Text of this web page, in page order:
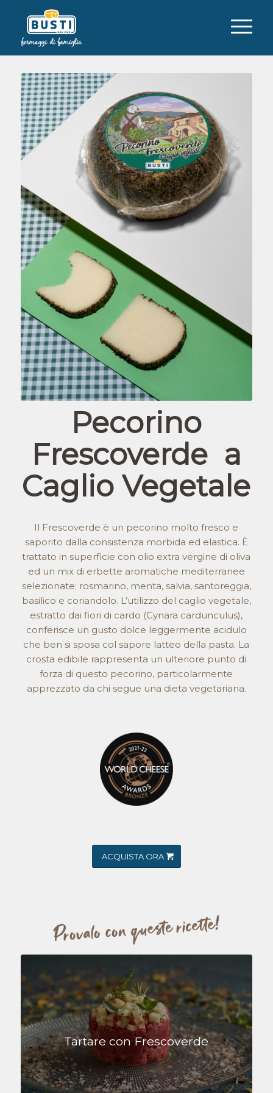
Pecorino
Frescoverde a
Caglio Vegetale
Il Frescoverde è un pecorino molto fresco e
saporito dalla consistenza morbida ed elastica. È
trattato in superficie con olio extra vergine di oliva
ed un mix di erbette aromatiche mediterranee
selezionate: rosmarino, menta, salvia, santoreggia,
basilico e coriandolo. L’utilizzo del caglio vegetale,
estratto dai fiori di cardo (Cynara cardunculus),
conferisce un gusto dolce leggermente acidulo
che ben si sposa col sapore latteo della pasta. La
crosta edibile rappresenta un ulteriore punto di
forza di questo pecorino, particolarmente
apprezzato da chi segue una dieta vegetariana.
ACQUISTA ORA
Tartare con Frescoverde